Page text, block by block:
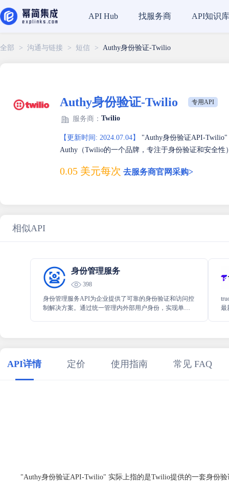
API Hub 找服务商 API知识库
全部 > 沟通与链接 > 短信 > Authy身份验证-Twilio
Authy身份验证-Twilio 专用API
服务商： Twilio
【更新时间: 2024.07.04】
"Authy身份验证API-
Authy（Twilio的一个品牌，专注于身份验证和安全性
0.05 美元每次 去服务商官网采购>
相似API
身份管理服务
398
身份管理服务API为企业提供了可靠的身份验证和访问控
制解决方案。通过统一管理内外部用户身份，实现单点
最
API详情 定价 使用指南 常见 FAQ
"Authy身份验证API-Twilio" 实际上指的是Twilio提供的一套身份